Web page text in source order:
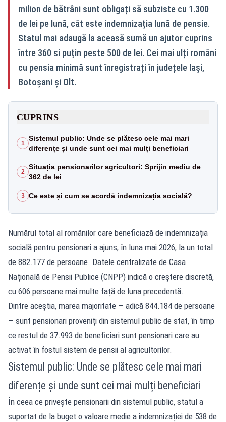
milion de bătrâni sunt obligați să subziste cu 1.300
de lei pe lună, cât este indemnizația lună de pensie.
Statul mai adaugă la aceasă sumă un ajutor cuprins
între 360 si puțin peste 500 de lei. Cei mai ulți români
cu pensia minimă sunt înregistrați în județele Iași,
Botoșani și Olt.
CUPRINS
1
Sistemul public: Unde se plătesc cele mai mari
diferențe și unde sunt cei mai mulți beneficiari
2
Situația pensionarilor agricultori: Sprijin mediu de
362 de lei
3 Ce este și cum se acordă indemnizația socială?
Numărul total al românilor care beneficiază de indemnizația
socială pentru pensionari a ajuns, în luna mai 2026, la un total
de 882.177 de persoane. Datele centralizate de Casa
Națională de Pensii Publice (CNPP) indică o creștere discretă,
cu 606 persoane mai multe față de luna precedentă.
Dintre aceștia, marea majoritate — adică 844.184 de persoane
— sunt pensionari proveniți din sistemul public de stat, în timp
ce restul de 37.993 de beneficiari sunt pensionari care au
activat în fostul sistem de pensii al agricultorilor.
Sistemul public: Unde se plătesc cele mai mari
diferențe și unde sunt cei mai mulți beneficiari
În ceea ce privește pensionarii din sistemul public, statul a
suportat de la buget o valoare medie a indemnizației de 538 de